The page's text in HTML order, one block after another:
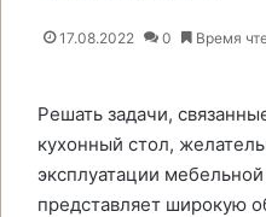
17.08.2022 0 Время
Решать задачи,
кухонный стол,
эксплуатации
представляет широкую